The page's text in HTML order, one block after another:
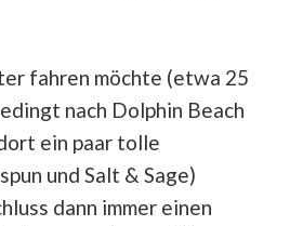
fahren möchte (etwa 25
nach Dolphin Beach
ein paar tolle
und Salt & Sage)
dann immer einen